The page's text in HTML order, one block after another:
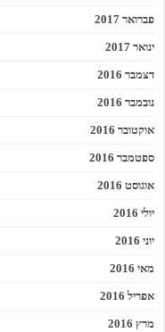
פברואר 2017
ינואר 2017
דצמבר 2016
נובמבר 2016
אוקטובר 2016
ספטמבר 2016
אוגוסט 2016
יולי 2016
יוני 2016
מאי 2016
אפריל 2016
מרץ 2016